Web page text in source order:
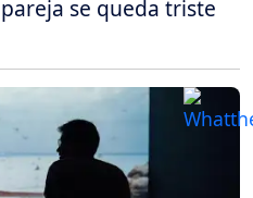
se queda triste